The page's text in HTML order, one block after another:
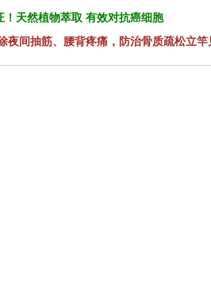
天然植物萃取 有效对抗癌细胞
夜间抽筋、腰背疼痛，防治骨质疏松立竿